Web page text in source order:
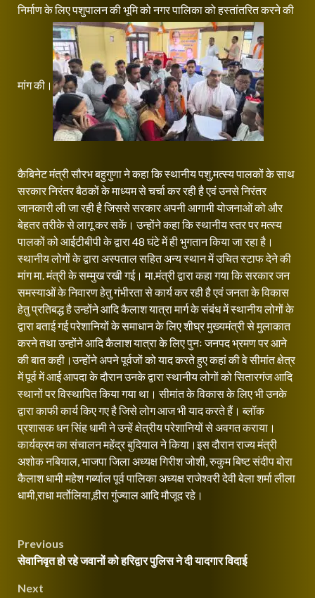
निर्माण के लिए पशुपालन की भूमि को नगर पालिका को हस्तांतरित करने की
मांग की।
कैबिनेट मंत्री सौरभ बहुगुणा ने कहा कि स्थानीय पशु,मत्स्य पालकों के साथ
सरकार निरंतर बैठकों के माध्यम से चर्चा कर रही है एवं उनसे निरंतर
जानकारी ली जा रही है जिससे सरकार अपनी आगामी योजनाओं को और
बेहतर तरीके से लागू कर सकें। उन्होंने कहा कि स्थानीय स्तर पर मत्स्य
पालकों को आईटीबीपी के द्वारा 48 घंटे में ही भुगतान किया जा रहा है।
स्थानीय लोगों के द्वारा अस्पताल सहित अन्य स्थान में उचित स्टाफ देने की
मांग मा. मंत्री के सम्मुख रखी गई। मा.मंत्री द्वारा कहा गया कि सरकार जन
समस्याओं के निवारण हेतु गंभीरता से कार्य कर रही है एवं जनता के विकास
हेतु प्रतिबद्ध है उन्होंने आदि कैलाश यात्रा मार्ग के संबंध में स्थानीय लोगों के
द्वारा बताई गई परेशानियों के समाधान के लिए शीघ्र मुख्यमंत्री से मुलाकात
करने तथा उन्होंने आदि कैलाश यात्रा के लिए पुनः जनपद भ्रमण पर आने
की बात कही।उन्होंने अपने पूर्वजों को याद करते हुए कहां की वे सीमांत क्षेत्र
में पूर्व में आई आपदा के दौरान उनके द्वारा स्थानीय लोगों को सितारगंज आदि
स्थानों पर विस्थापित किया गया था। सीमांत के विकास के लिए भी उनके
द्वारा काफी कार्य किए गए है जिसे लोग आज भी याद करते हैं। ब्लॉक
प्रशासक धन सिंह धामी ने उन्हें क्षेत्रीय परेशानियों से अवगत कराया।
कार्यक्रम का संचालन महेंद्र बुदियाल ने किया।इस दौरान राज्य मंत्री
अशोक नबियाल, भाजपा जिला अध्यक्ष गिरीश जोशी, रुकुम बिष्ट संदीप बोरा
कैलाश धामी महेश गर्ब्याल पूर्व पालिका अध्यक्ष राजेश्वरी देवी बेला शर्मा लीला
धामी,राधा मर्तोलिया,हीरा गुंज्याल आदि मौजूद रहे।
Continue
Reading
Post
navigation
Previous
सेवानिवृत हो रहे जवानों को हरिद्वार पुलिस ने दी यादगार विदाई
Next